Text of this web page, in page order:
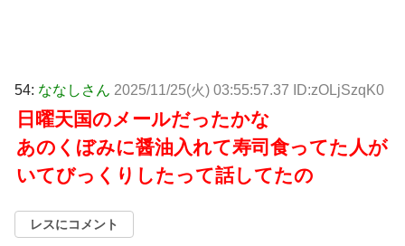
54: ななしさん 2025/11/25(火) 03:55:57.37 ID:zOLjSzqK0
日曜天国のメールだったかな
あのくぼみに醤油入れて寿司食ってた人が
いてびっくりしたって話してたの
レスにコメント